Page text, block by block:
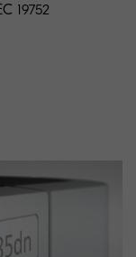
19752